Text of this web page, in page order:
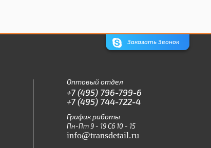
Заказать Звонок
Оптовый отдел
+7 (495) 796-799-6
+7 (495) 744-722-4
График работы
Пн-Пт 9 - 19 Сб 10 - 15
info@transdetail.ru